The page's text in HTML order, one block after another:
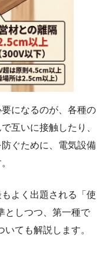
になるのが、各種の
互いに接触したり、
ぐために、電気設備
よく出題される「使
としつつ、第一種で
ても解説します。